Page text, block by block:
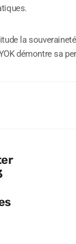
la
démontre sa